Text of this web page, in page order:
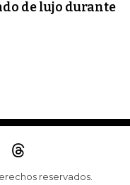
de lujo durante
reservados.